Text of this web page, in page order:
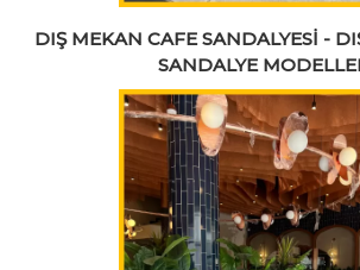
DIŞ MEKAN CAFE SANDALYESİ -
SANDALYE